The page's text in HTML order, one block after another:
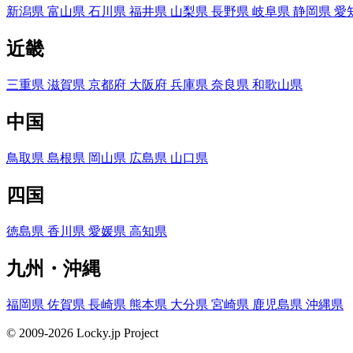
新潟県 富山県 石川県 福井県 山梨県 長野県 岐阜県 静岡県 愛
近畿
三重県 滋賀県 京都府 大阪府 兵庫県 奈良県 和歌山県
中国
鳥取県 島根県 岡山県 広島県 山口県
四国
徳島県 香川県 愛媛県 高知県
九州・沖縄
福岡県 佐賀県 長崎県 熊本県 大分県 宮崎県 鹿児島県 沖縄県
© 2009-2026 Locky.jp Project